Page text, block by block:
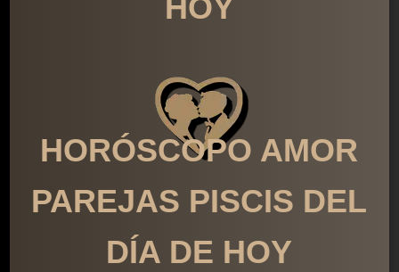
HOY
HORÓSCOPO AMOR
PAREJAS PISCIS DEL
DÍA DE HOY